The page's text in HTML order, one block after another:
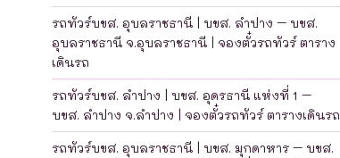
รถทัวร์บขส. อุบลราชธานี | บขส. ลำปาง – บขส.
อุบลราชธานี จ.อุบลราชธานี | จองตั๋วรถทัวร์ ตาราง
เดินรถ
รถทัวร์บขส. ลำปาง | บขส. อุดรธานี แห่งที่ 1 –
บขส. ลำปาง จ.ลำปาง | จองตั๋วรถทัวร์ ตารางเดินรถ
รถทัวร์บขส. อุบลราชธานี | บขส. มุกดาหาร – บขส.